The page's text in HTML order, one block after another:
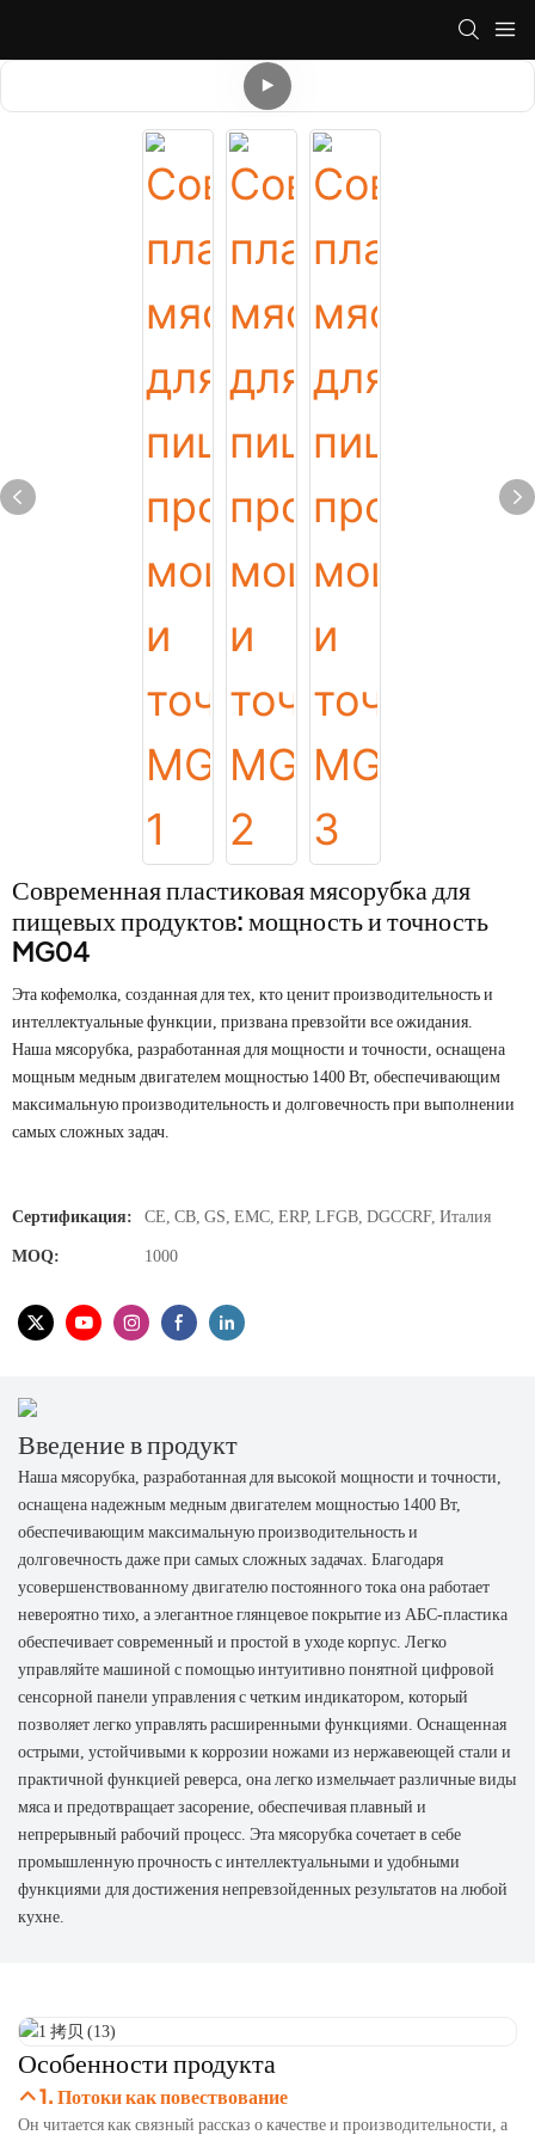
Современная пластиковая мясорубка для
пищевых продуктов: мощность и точность
MG04
Эта кофемолка, созданная для тех, кто ценит производительность и
интеллектуальные функции, призвана превзойти все ожидания.
Наша мясорубка, разработанная для мощности и точности, оснащена
мощным медным двигателем мощностью 1400 Вт, обеспечивающим
максимальную производительность и долговечность при выполнении
самых сложных задач.
Сертификация: CE, CB, GS, EMC, ERP, LFGB, DGCCRF, Италия
MOQ: 1000
Введение в продукт
Наша мясорубка, разработанная для высокой мощности и точности,
оснащена надежным медным двигателем мощностью 1400 Вт,
обеспечивающим максимальную производительность и
долговечность даже при самых сложных задачах. Благодаря
усовершенствованному двигателю постоянного тока она работает
невероятно тихо, а элегантное глянцевое покрытие из АБС-пластика
обеспечивает современный и простой в уходе корпус. Легко
управляйте машиной с помощью интуитивно понятной цифровой
сенсорной панели управления с четким индикатором, который
позволяет легко управлять расширенными функциями. Оснащенная
острыми, устойчивыми к коррозии ножами из нержавеющей стали и
практичной функцией реверса, она легко измельчает различные виды
мяса и предотвращает засорение, обеспечивая плавный и
непрерывный рабочий процесс. Эта мясорубка сочетает в себе
промышленную прочность с интеллектуальными и удобными
функциями для достижения непревзойденных результатов на любой
кухне.
Особенности продукта
1. Потоки как повествование
Он читается как связный рассказ о качестве и производительности, а